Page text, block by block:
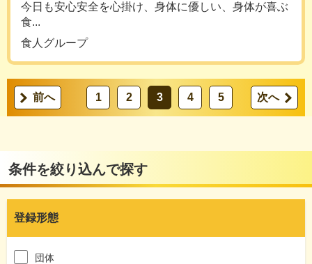
今日も安心安全を心掛け、身体に優しい、身体が喜ぶ
食...
食人グループ
前へ 1 2 3 4 5 次へ
条件を絞り込んで探す
登録形態
団体